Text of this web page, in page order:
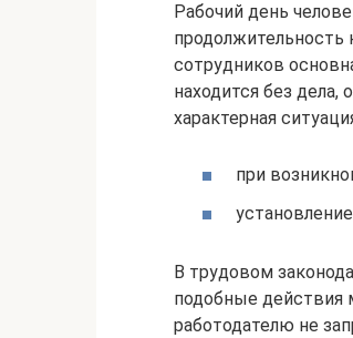
Рабочий день
продолжительность
сотрудников
находится без дела,
характерная
при
В трудовом
подобные действия
работодателю не